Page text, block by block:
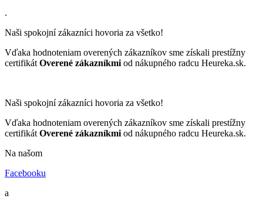
.
Naši spokojní zákazníci hovoria za všetko!
Vďaka hodnoteniam overených zákazníkov sme získali prestížny
certifikát Overené zákazníkmi od nákupného radcu Heureka.sk.
Naši spokojní zákazníci hovoria za všetko!
Vďaka hodnoteniam overených zákazníkov sme získali prestížny
certifikát Overené zákazníkmi od nákupného radcu Heureka.sk.
Na našom
Facebooku
a